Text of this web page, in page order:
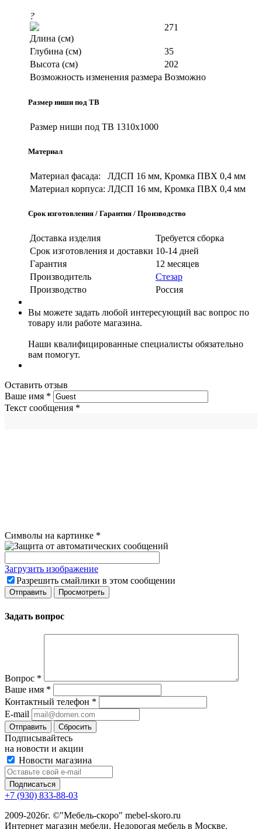
?
Длина (см)
271
Глубина (см)
35
Высота (см)
202
Возможность изменения размера Возможно
Размер ниши под ТВ
Размер ниши под ТВ 1310х1000
Материал
Материал фасада:
ЛДСП 16 мм, Кромка ПВХ 0,4 мм
Материал корпуса: ЛДСП 16 мм, Кромка ПВХ 0,4 мм
Срок изготовления / Гарантия / Производство
Доставка изделия
Требуется сборка
Срок изготовления и доставки 10-14 дней
Гарантия
12 месяцев
Производитель
Стезар
Производство
Россия
Вы можете задать любой интересующий вас вопрос по
товару или работе магазина.
Наши квалифицированные специалисты обязательно
вам помогут.
Оставить отзыв
Ваше имя *
Текст сообщения *
Символы на картинке *
Загрузить изображение
Разрешить смайлики в этом сообщении
Задать вопрос
Вопрос *
Ваше имя *
Контактный телефон *
E-mail
Сбросить
Подписывайтесь
на новости и акции
Новости магазина
+7 (930) 833-88-03
2009-2026г. ©"Мебель-скоро" mebel-skoro.ru
Интернет магазин мебели. Недорогая мебель в Москве.